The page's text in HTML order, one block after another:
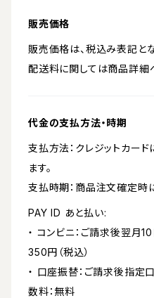
販売価格
販売価格は、税込み表記とな
配送料に関しては商品詳細
代金の支払方法・時期
支払方法：クレジットカー
ます。
支払時期：商品注文確定時
PAY ID あと払い:
・ コンビニ：ご請求後翌月
350円（税込）
・ 口座振替：ご請求後指定
数料：無料